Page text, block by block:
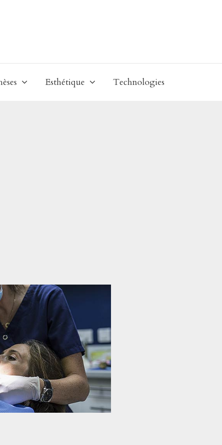
Esthétique Technologies